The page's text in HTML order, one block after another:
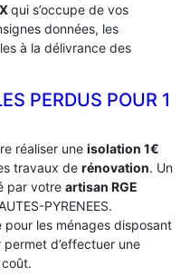
qui s’occupe de vos
données, les
à la délivrance des
PERDUS POUR 1
réaliser une isolation 1€
travaux de rénovation. Un
par votre artisan RGE
PYRENEES.
les ménages disposant
d’effectuer une